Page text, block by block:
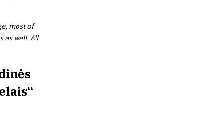
most of
as well. All